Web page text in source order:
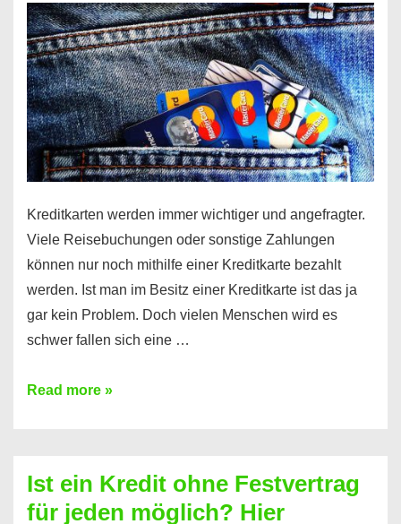
Kreditkarten werden immer wichtiger und angefragter.
Viele Reisebuchungen oder sonstige Zahlungen
können nur noch mithilfe einer Kreditkarte bezahlt
werden. Ist man im Besitz einer Kreditkarte ist das ja
gar kein Problem. Doch vielen Menschen wird es
schwer fallen sich eine …
Kreditkarte
Prepaid
ist
Read more »
Ist ein Kredit ohne Festvertrag
für jeden möglich? Hier